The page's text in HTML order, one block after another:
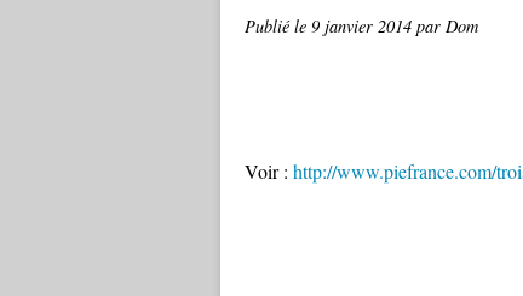
Publié le 9 janvier 2014 par Dom
Voir : http://www.piefrance.com/